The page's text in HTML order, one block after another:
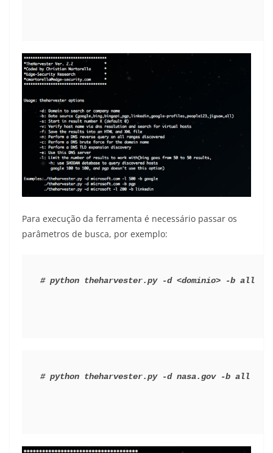
Para execução da ferramenta é necessário passar os
parâmetros de busca, por exemplo:
# python theharvester.py -d <dominio> -b all
# python theharvester.py -d nasa.gov -b all